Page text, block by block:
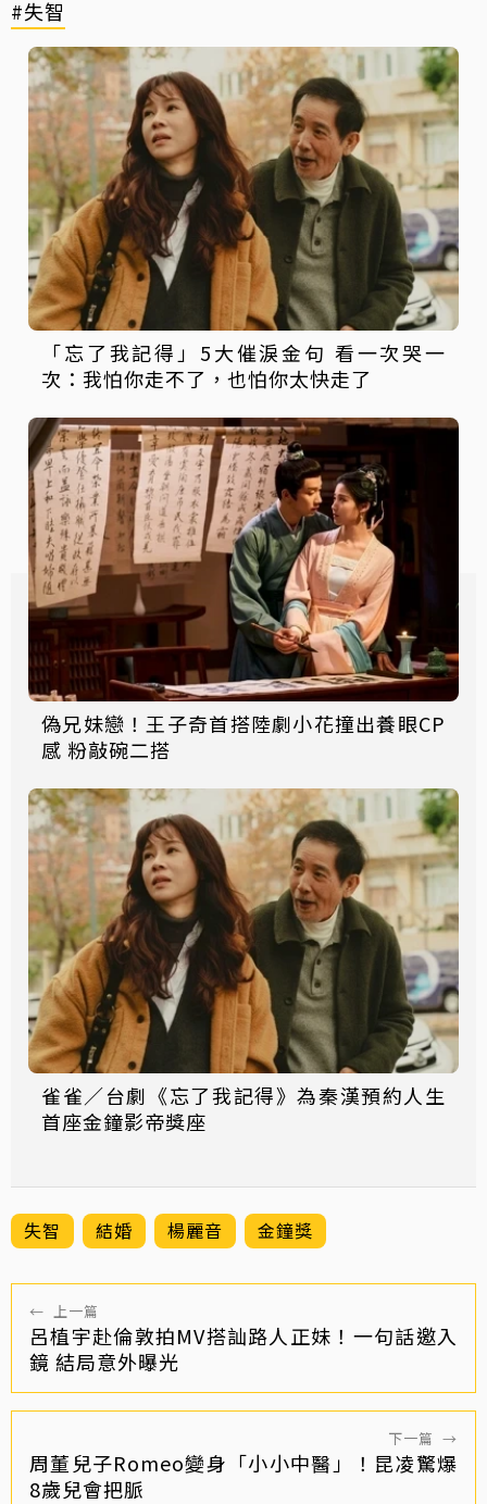
#失智
「忘了我記得」5大催淚金句 看一次哭一
次：我怕你走不了，也怕你太快走了
偽兄妹戀！王子奇首搭陸劇小花撞出養眼CP
感 粉敲碗二搭
雀雀／台劇《忘了我記得》為秦漢預約人生
首座金鐘影帝獎座
失智 結婚 楊麗音 金鐘獎
← 上一篇
呂植宇赴倫敦拍MV搭訕路人正妹！一句話邀入
鏡 結局意外曝光
下一篇 →
周董兒子Romeo變身「小小中醫」！昆凌驚爆
8歲兒會把脈